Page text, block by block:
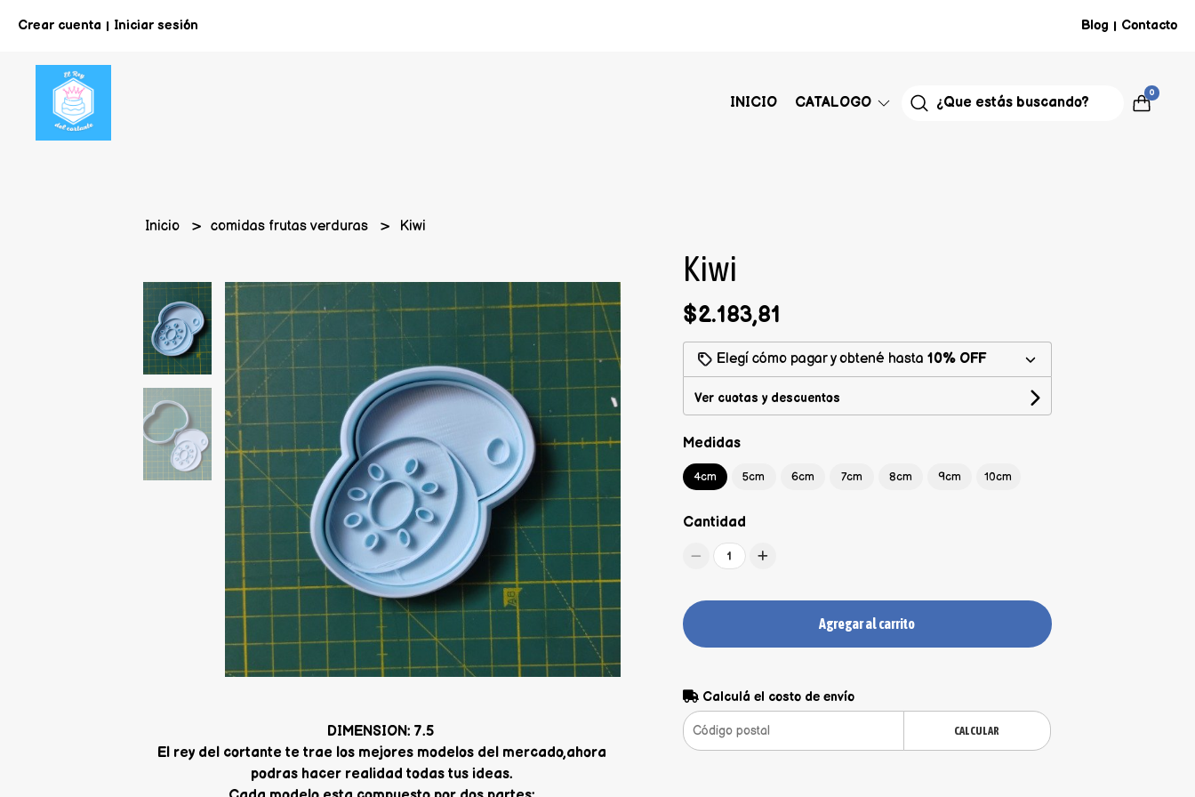
Crear cuenta | Iniciar sesión Blog | Contacto
INICIO CATALOGO
0
Inicio comidas frutas verduras Kiwi
DIMENSION: 7.5
El rey del cortante te trae los mejores modelos del mercado,ahora
podras hacer realidad todas tus ideas.
Kiwi
$2.183,81
Elegí cómo pagar y obtené hasta 10% OFF
Ver cuotas y descuentos
Medidas
4cm 5cm 6cm 7cm 8cm 9cm 10cm
Cantidad
1
Agregar al carrito
Calculá el costo de envío
CALCULAR